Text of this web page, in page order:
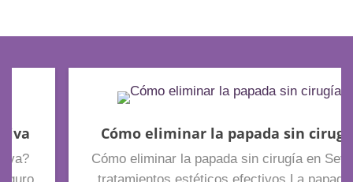
Cómo eliminar la papada sin cirugía
Cómo eliminar la papada sin cirugía en Sevilla: